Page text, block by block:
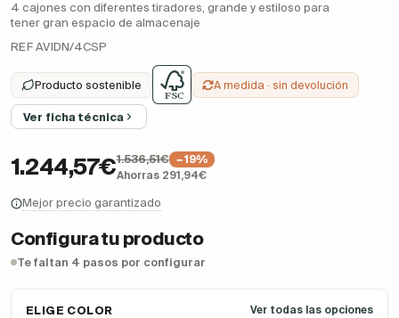
4 cajones con diferentes tiradores, grande y estiloso para
tener gran espacio de almacenaje
REF AVIDN/4CSP
Producto sostenible A medida · sin devolución
Ver ficha técnica
1.244,57€1.536,51€
−19%
Ahorras 291,94€
Mejor precio garantizado
Configura tu producto
Te faltan 4 pasos por configurar
ELIGE COLOR Ver todas las opciones